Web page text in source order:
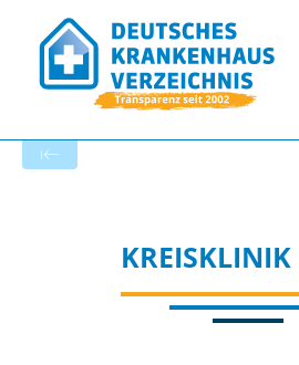
KREISKLINIK